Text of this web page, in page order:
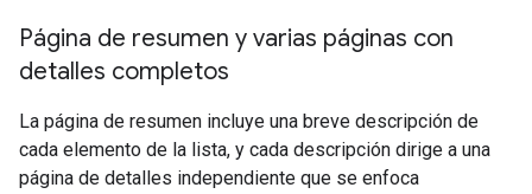
Página de resumen y varias páginas con
detalles completos
La página de resumen incluye una breve descripción de
cada elemento de la lista, y cada descripción dirige a una
página de detalles independiente que se enfoca